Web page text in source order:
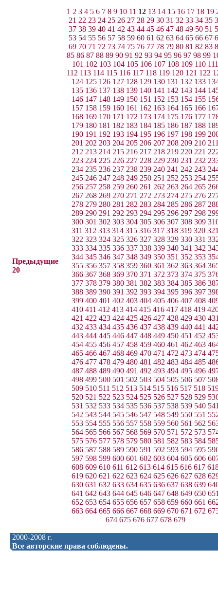
Предыдущие
20
1 2 3 4 5 6 7 8 9 10 11 12 13 14 15 16 17 18 19
21 22 23 24 25 26 27 28 29 30 31 32 33 34 35
37 38 39 40 41 42 43 44 45 46 47 48 49 50 51
53 54 55 56 57 58 59 60 61 62 63 64 65 66 67
69 70 71 72 73 74 75 76 77 78 79 80 81 82 83
85 86 87 88 89 90 91 92 93 94 95 96 97 98 99
101 102 103 104 105 106 107 108 109 110 111
112 113 114 115 116 117 118 119 120 121 122
124 125 126 127 128 129 130 131 132 133
135 136 137 138 139 140 141 142 143 144
146 147 148 149 150 151 152 153 154 155
157 158 159 160 161 162 163 164 165 166
168 169 170 171 172 173 174 175 176 177
179 180 181 182 183 184 185 186 187 188
190 191 192 193 194 195 196 197 198 199
201 202 203 204 205 206 207 208 209 210
212 213 214 215 216 217 218 219 220 221
223 224 225 226 227 228 229 230 231 232
234 235 236 237 238 239 240 241 242 243
245 246 247 248 249 250 251 252 253 254
256 257 258 259 260 261 262 263 264 265
267 268 269 270 271 272 273 274 275 276
278 279 280 281 282 283 284 285 286 287
289 290 291 292 293 294 295 296 297 298
300 301 302 303 304 305 306 307 308 309
311 312 313 314 315 316 317 318 319 320
322 323 324 325 326 327 328 329 330 331
333 334 335 336 337 338 339 340 341 342
344 345 346 347 348 349 350 351 352 353
355 356 357 358 359 360 361 362 363 364
366 367 368 369 370 371 372 373 374 375
377 378 379 380 381 382 383 384 385 386
388 389 390 391 392 393 394 395 396 397
399 400 401 402 403 404 405 406 407 408
410 411 412 413 414 415 416 417 418 419
421 422 423 424 425 426 427 428 429 430
432 433 434 435 436 437 438 439 440 441
443 444 445 446 447 448 449 450 451 452
454 455 456 457 458 459 460 461 462 463
465 466 467 468 469 470 471 472 473 474
476 477 478 479 480 481 482 483 484 485
487 488 489 490 491 492 493 494 495 496
498 499 500 501 502 503 504 505 506 507
509 510 511 512 513 514 515 516 517 518
520 521 522 523 524 525 526 527 528 529
531 532 533 534 535 536 537 538 539 540
542 543 544 545 546 547 548 549 550 551
553 554 555 556 557 558 559 560 561 562
564 565 566 567 568 569 570 571 572 573
575 576 577 578 579 580 581 582 583 584
586 587 588 589 590 591 592 593 594 595
597 598 599 600 601 602 603 604 605 606
608 609 610 611 612 613 614 615 616 617
619 620 621 622 623 624 625 626 627 628
630 631 632 633 634 635 636 637 638 639
641 642 643 644 645 646 647 648 649 650
652 653 654 655 656 657 658 659 660 661
663 664 665 666 667 668 669 670 671 672
674 675 676 677 678 679
2000-2008 г.
Все авторские права соблюдены.